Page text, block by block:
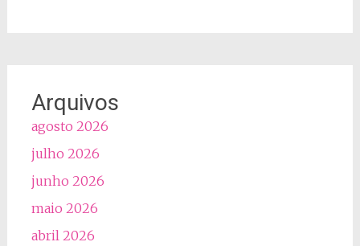
Arquivos
agosto 2026
julho 2026
junho 2026
maio 2026
abril 2026